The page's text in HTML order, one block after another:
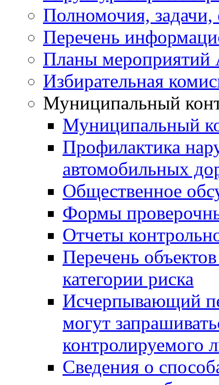
Полномочия,
Перечень
Планы мероприятий
Избирательная
Муниципальный
Муниципальный
Профилактика
автомобильных
Общественное
Формы
Отчеты
Перечень
категории риска
Исчерпывающий
могут
контролируемого
Сведения о